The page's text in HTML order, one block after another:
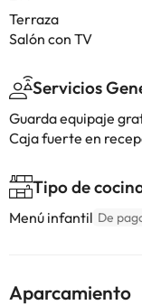
Terraza
Salón con TV
Servicios
Guarda equipaje
Caja fuerte en
Tipo de
Menú infantil De
Aparcamiento